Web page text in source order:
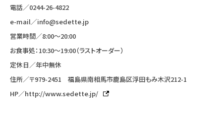
電話／0244-26-4822
e-mail／info@sedette.jp
営業時間／8:00〜20:00
お食事処：10:30〜19:00（ラストオーダー）
定休日／年中無休
住所／〒979-2451 福島県南相馬市鹿島区浮田もみ木沢212-1
HP／http://www.sedette.jp/